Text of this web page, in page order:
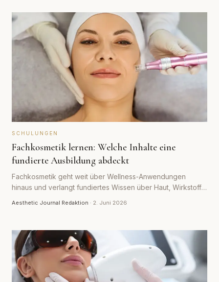
SCHULUNGEN
Fachkosmetik lernen: Welche Inhalte eine
fundierte Ausbildung abdeckt
Fachkosmetik geht weit über Wellness-Anwendungen
hinaus und verlangt fundiertes Wissen über Haut, Wirkstoffe
Aesthetic Journal Redaktion · 2. Juni 2026